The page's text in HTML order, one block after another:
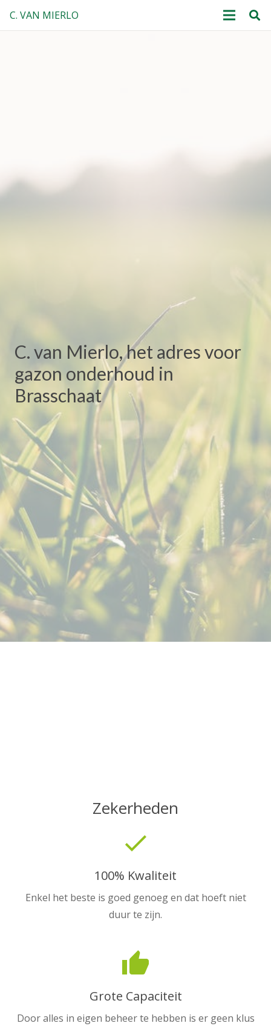
C. VAN MIERLO
C. van Mierlo, het adres voor
gazon onderhoud in
Brasschaat
Zekerheden
done
100% Kwaliteit
Enkel het beste is goed genoeg en dat hoeft niet
duur te zijn.
thumb_up
Grote Capaciteit
Door alles in eigen beheer te hebben is er geen klus